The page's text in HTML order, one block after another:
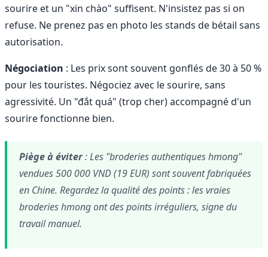
sourire et un "xin chào" suffisent. N'insistez pas si on
refuse. Ne prenez pas en photo les stands de bétail sans
autorisation.
Négociation : Les prix sont souvent gonflés de 30 à 50 %
pour les touristes. Négociez avec le sourire, sans
agressivité. Un "đắt quá" (trop cher) accompagné d'un
sourire fonctionne bien.
Piège à éviter: Les "broderies authentiques hmong"
vendues 500 000 VND (19 EUR) sont souvent fabriquées
en Chine. Regardez la qualité des points : les vraies
broderies hmong ont des points irréguliers, signe du
travail manuel.